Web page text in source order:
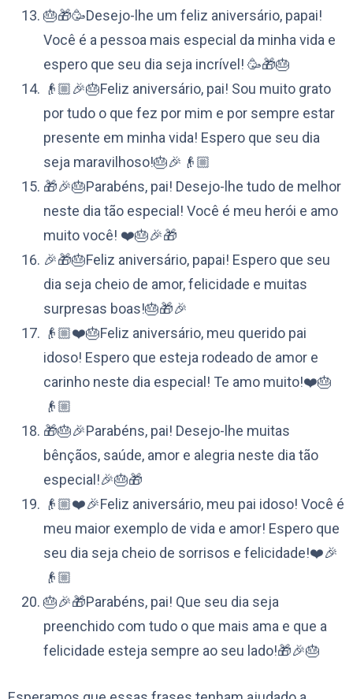
🎂🎁🥳Desejo-lhe um feliz aniversário, papai!
Você é a pessoa mais especial da minha vida e
espero que seu dia seja incrível! 🥳🎁🎂
👴🏼🎉🎂Feliz aniversário, pai! Sou muito grato
por tudo o que fez por mim e por sempre estar
presente em minha vida! Espero que seu dia
seja maravilhoso!🎂🎉👴🏼
🎁🎉🎂Parabéns, pai! Desejo-lhe tudo de melhor
neste dia tão especial! Você é meu herói e amo
muito você! ❤️🎂🎉🎁
🎉🎁🎂Feliz aniversário, papai! Espero que seu
dia seja cheio de amor, felicidade e muitas
surpresas boas!🎂🎁🎉
👴🏼❤️🎂Feliz aniversário, meu querido pai
idoso! Espero que esteja rodeado de amor e
carinho neste dia especial! Te amo muito!❤️🎂
👴🏼
🎁🎂🎉Parabéns, pai! Desejo-lhe muitas
bênçãos, saúde, amor e alegria neste dia tão
especial!🎉🎂🎁
👴🏼❤️🎉Feliz aniversário, meu pai idoso! Você é
meu maior exemplo de vida e amor! Espero que
seu dia seja cheio de sorrisos e felicidade!❤️🎉
👴🏼
🎂🎉🎁Parabéns, pai! Que seu dia seja
preenchido com tudo o que mais ama e que a
felicidade esteja sempre ao seu lado!🎁🎉🎂